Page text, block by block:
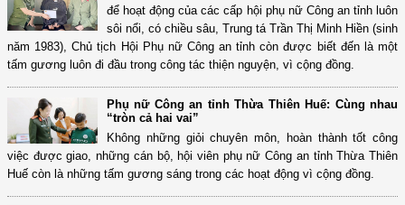
để hoạt động của các cấp hội phụ nữ Công an tỉnh luôn
sôi nổi, có chiều sâu, Trung tá Trần Thị Minh Hiền (sinh
năm 1983), Chủ tịch Hội Phụ nữ Công an tỉnh còn được biết đến là một
tấm gương luôn đi đầu trong công tác thiện nguyện, vì cộng đồng.
Phụ nữ Công an tỉnh Thừa Thiên Huế: Cùng nhau
“tròn cả hai vai”
Không những giỏi chuyên môn, hoàn thành tốt công
việc được giao, những cán bộ, hội viên phụ nữ Công an tỉnh Thừa Thiên
Huế còn là những tấm gương sáng trong các hoạt động vì cộng đồng.